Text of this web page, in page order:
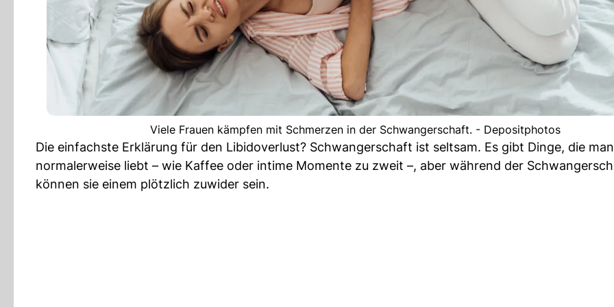
Viele Frauen kämpfen mit Schmerzen in der Schwangerschaft. - Depositphotos
Die einfachste Erklärung für den Libidoverlust? Schwangerschaft ist seltsam. Es gibt Dinge, die man
normalerweise liebt – wie Kaffee oder intime Momente zu zweit –, aber während der
können sie einem plötzlich zuwider sein.